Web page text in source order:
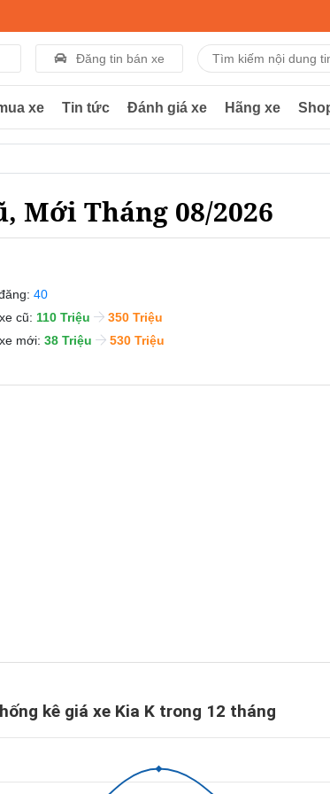
Đăng tin bán xe
xe Tin tức Đánh giá xe Hãng xe
Mới Tháng 08/2026
40
cũ: 110 Triệu
350 Triệu
mới: 38 Triệu 530 Triệu
kê giá xe Kia K trong 12 tháng